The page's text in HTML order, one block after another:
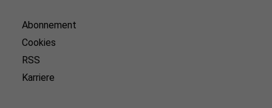
Abonnement
Cookies
RSS
Karriere